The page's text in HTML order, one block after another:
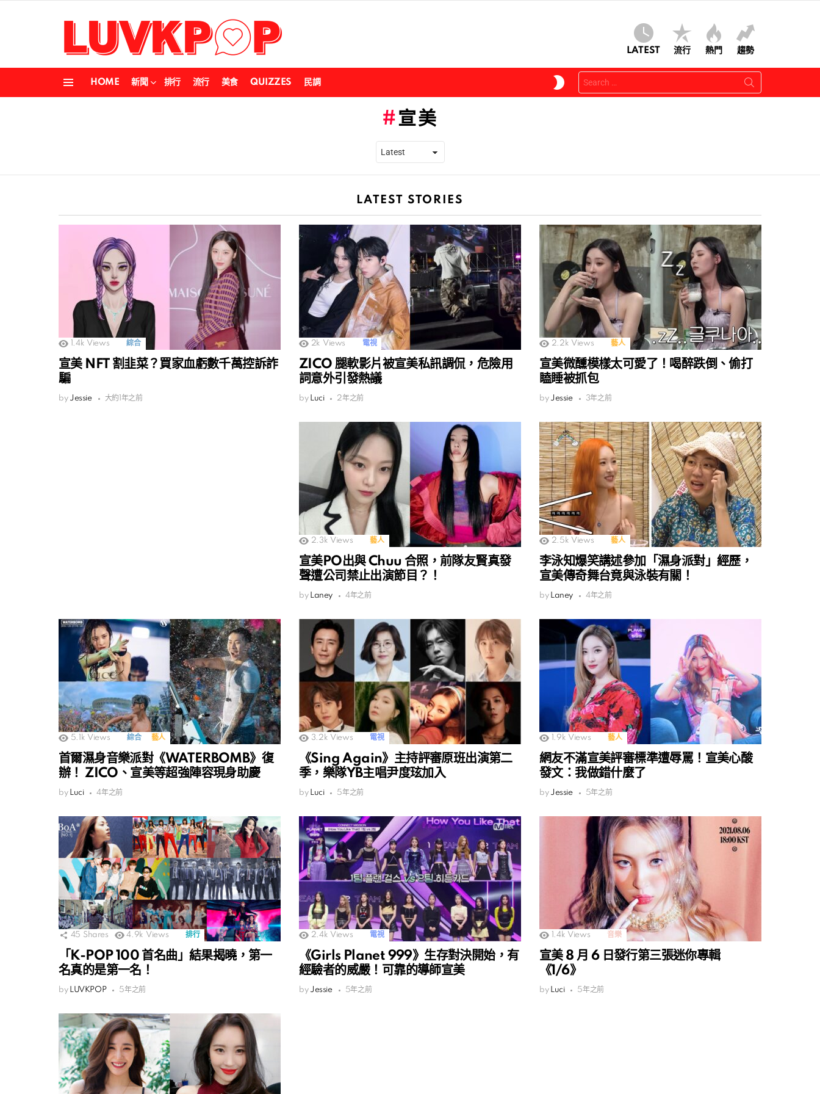
LATEST 流行 熱門 趨勢
HOME 新聞 排行 流行 美食 QUIZZES 民調
SKIN
Search
for:
宣美
LATEST STORIES
1.4k Views 綜合
宣美 NFT 割韭菜？買家血虧數千萬控訴詐
騙
by Jessie 大約1年之前
2k Views 電視
ZICO 腿軟影片被宣美私訊調侃，危險用
詞意外引發熱議
by Luci 2年之前
2.2k Views 藝人
宣美微醺模樣太可愛了！喝醉跌倒、偷打
瞌睡被抓包
by Jessie 3年之前
2.3k Views 藝人
宣美PO出與 Chuu 合照，前隊友賢真發
聲遭公司禁止出演節目？！
by Laney 4年之前
2.5k Views 藝人
李泳知爆笑講述參加「濕身派對」經歷，
宣美傳奇舞台竟與泳裝有關！
by Laney 4年之前
5.1k Views 綜合 藝人
首爾濕身音樂派對《WATERBOMB》復
辦！ ZICO、宣美等超強陣容現身助慶
by Luci 4年之前
3.2k Views 電視
《Sing Again》主持評審原班出演第二
季，樂隊YB主唱尹度玹加入
by Luci 5年之前
1.9k Views 藝人
網友不滿宣美評審標準遭辱罵！宣美心酸
發文：我做錯什麼了
by Jessie 5年之前
45 Shares 4.9k Views 排行
「K-POP 100 首名曲」結果揭曉，第一
名真的是第一名！
by LUVKPOP 5年之前
2.4k Views 電視
《Girls Planet 999》生存對決開始，有
經驗者的威嚴！可靠的導師宣美
by Jessie 5年之前
1.4k Views 音樂
宣美 8 月 6 日發行第三張迷你專輯
《1/6》
by Luci 5年之前